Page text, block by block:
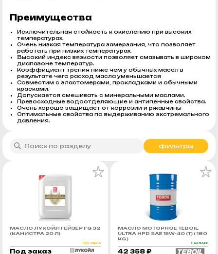
Преимущества
Исключительная стойкость к окислению при высоких
температурах.
Очень низкая температура замерзания, что позволяет
работать при низких температурах.
Высокий индекс вязкости позволяет смазывать в широком
диапазоне температур.
Коэффициент трения ниже чем у обычных масел в
результате чего расход масла уменьшается
Совместим с эластомерами, прокладками и обычными
красками.
Допускается смешивать с минеральными маслами.
Превосходные водоотделяющие и антипенные свойства.
Очень хорошо защищает от коррозии и ржавчины
Оптимальные свойства по выдерживанию экстремального
давления.
фильтры
МАСЛО ЛУКОЙЛ ГЕЙЗЕР FG 32
(КАНИСТРА 20 Л)
Под заказ
Под заказ
МАСЛО МОТОРНОЕ TEBOIL
ULTRA HPD SAE 15W-40 (Т) ( 180
KG )
В наличии
42 358 ₽